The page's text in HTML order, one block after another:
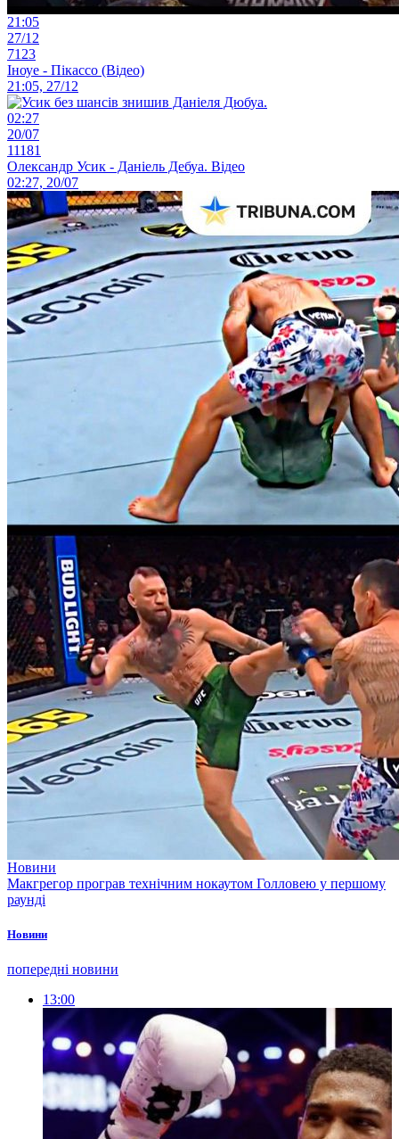
21:05
27/12
7123
Іноуе - Пікассо (Відео)
21:05, 27/12
02:27
20/07
11181
Олександр Усик - Даніель Дебуа. Відео
02:27, 20/07
Новини
Макгрегор програв технічним нокаутом Голловею у першому
раунді
Новини
попередні новини
13:00